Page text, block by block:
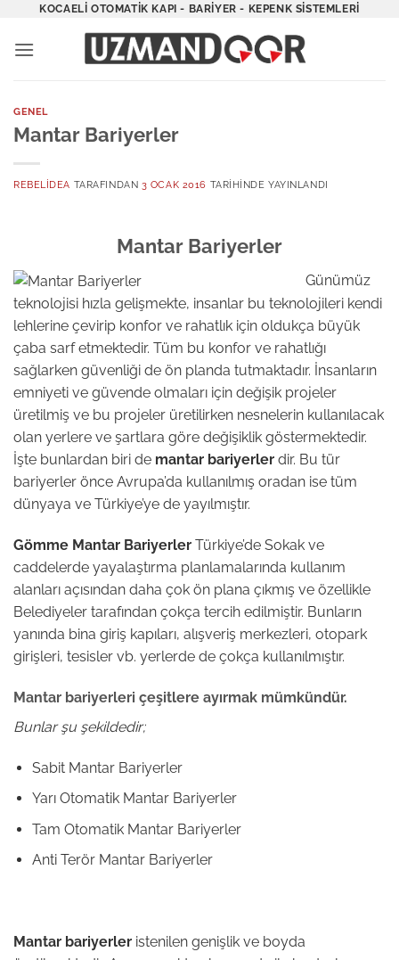
İçeriğeKOCAELI OTOMATIK KAPI - BARIYER - KEPENK SISTEMLERI
GENEL
Mantar Bariyerler
REBELIDEA TARAFINDAN 3 OCAK 2016 TARIHINDE YAYINLANDI
Mantar Bariyerler
Günümüz
teknolojisi hızla gelişmekte, insanlar bu teknolojileri kendi
lehlerine çevirip konfor ve rahatlık için oldukça büyük
çaba sarf etmektedir. Tüm bu konfor ve rahatlığı
sağlarken güvenliği de ön planda tutmaktadır. İnsanların
emniyeti ve güvende olmaları için değişik projeler
üretilmiş ve bu projeler üretilirken nesnelerin kullanılacak
olan yerlere ve şartlara göre değişiklik göstermektedir.
İşte bunlardan biri de mantar bariyerler dir. Bu tür
bariyerler önce Avrupa’da kullanılmış oradan ise tüm
dünyaya ve Türkiye’ye de yayılmıştır.
Gömme Mantar Bariyerler Türkiye’de Sokak ve
caddelerde yayalaştırma planlamalarında kullanım
alanları açısından daha çok ön plana çıkmış ve özellikle
Belediyeler tarafından çokça tercih edilmiştir. Bunların
yanında bina giriş kapıları, alışveriş merkezleri, otopark
girişleri, tesisler vb. yerlerde de çokça kullanılmıştır.
Mantar bariyerleri çeşitlere ayırmak mümkündür.
Bunlar şu şekildedir;
Sabit Mantar Bariyerler
Yarı Otomatik Mantar Bariyerler
Tam Otomatik Mantar Bariyerler
Anti Terör Mantar Bariyerler
Mantar bariyerler istenilen genişlik ve boyda